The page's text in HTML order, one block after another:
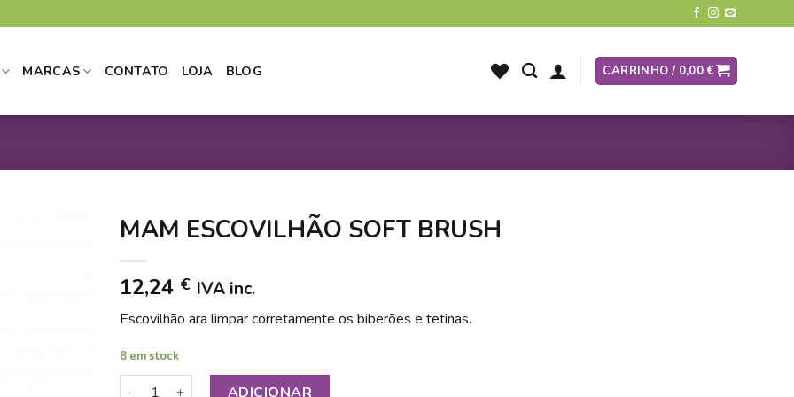
MARCAS CONTATO LOJA BLOG CARRINHO / 0,00 €
MAM ESCOVILHÃO SOFT BRUSH
12,24 € IVA inc.
Escovilhão ara limpar corretamente os biberões e tetinas.
8 em stock
Quantidade de MAM ESCOVILHÃO SOFT BRUSH
ADICIONAR